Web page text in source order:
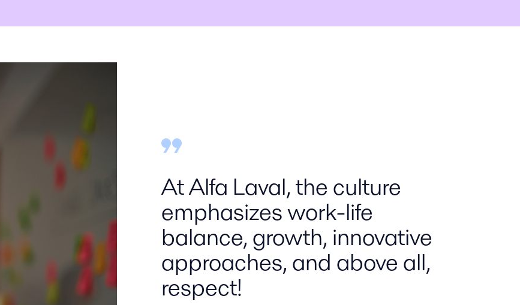
At Alfa Laval, the culture
emphasizes work-life
balance, growth, innovative
approaches, and above all,
respect!